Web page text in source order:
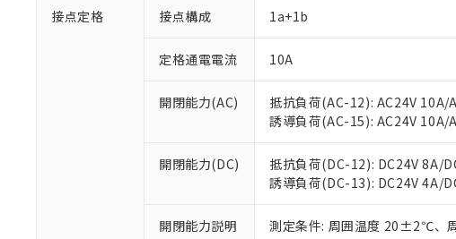
接点定格 接点構成 1a+1b
定格通電電流 10A
開閉能力(AC)
抵抗負荷(AC-12): AC24V 10A/
誘導負荷(AC-15): AC24V 10A/
開閉能力(DC)
抵抗負荷(DC-12): DC24V 8A/
誘導負荷(DC-13): DC24V 4A/
開閉能力説明 測定条件: 周囲温度 20±2℃、
ご利用条件
以下の条件をお読みいただ
※1 対応状況
対応済み：EU RoHS指
対応予定：EU RoHS指令（
対応予定なし：EU RoHS指
調査・確認中：EU RoHS指
非該当品：ライセンス料な
仕入先様の事情により、
※1 中国RoHS○×表
「○」：最大均質材料含有